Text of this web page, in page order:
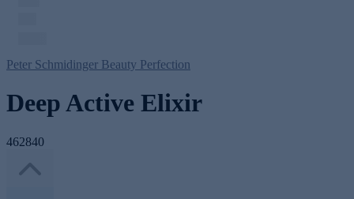
Peter Schmidinger Beauty Perfection
Deep Active Elixir
462840